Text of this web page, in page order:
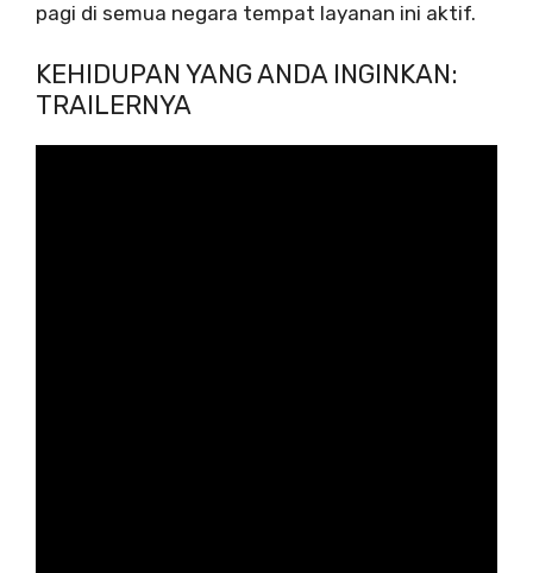
pagi di semua negara tempat layanan ini aktif.
KEHIDUPAN YANG ANDA INGINKAN:
TRAILERNYA